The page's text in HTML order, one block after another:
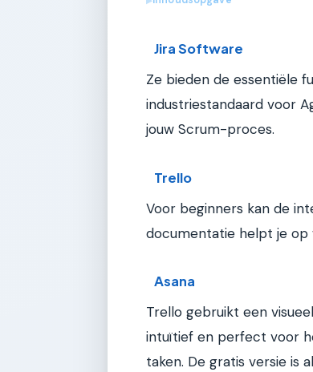
Jira Software
Ze bieden de essentiële
industriestandaard voor
jouw Scrum-proces.
Trello
Voor beginners kan de
documentatie helpt je op
Asana
Trello gebruikt een
intuïtief en perfect voor
taken. De gratis versie is